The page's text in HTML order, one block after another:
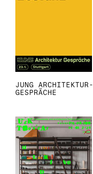
JUNG ARCHITEKTUR-
GESPRÄCHE